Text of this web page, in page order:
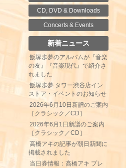
CD, DVD & Downloads
Concerts & Events
新着ニュース
飯塚歩夢のアルバムが『音楽
の友』『音楽現代』で紹介さ
れました
飯塚歩夢 タワー渋谷店イン
ストア・イベントのお知らせ
2026年6月10日新譜のご案内
［クラシック／CD］
2026年6月1日新譜のご案内
［クラシック／CD］
高橋アキの記事が朝日新聞に
掲載されました
当日券情報：高橋アキ プレ